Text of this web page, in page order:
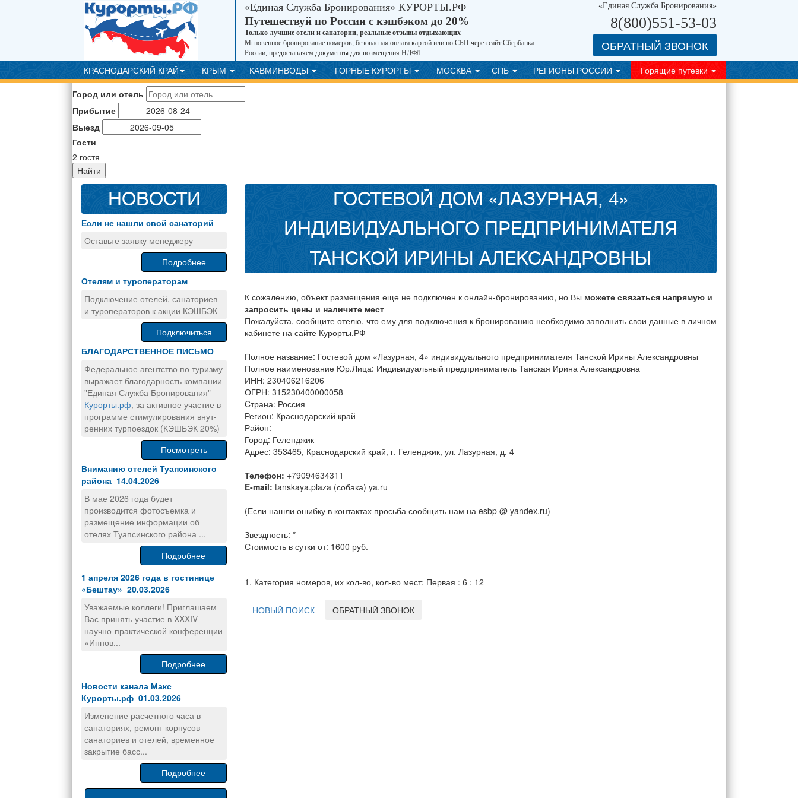
«Единая Служба Бронирования» КУРОРТЫ.РФ
Путешествуй по России с кэшбэком до 20%
Только лучшие отели и санатории, реальные отзывы отдыхающих
Мгновенное бронирование номеров, безопасная оплата картой или по СБП через сайт Сбербанка
России, предоставляем документы для возмещения НДФЛ
«Единая Служба Бронирования»
8(800)551-53-03
ОБРАТНЫЙ ЗВОНОК
КРАСНОДАРСКИЙ КРАЙ КРЫМ КАВМИНВОДЫ ГОРНЫЕ КУРОРТЫ МОСКВА СПБ РЕГИОНЫ РОССИИ
Горящие путевки
Город или отель
Прибытие
Выезд
Гости
2 гостя
Найти
НОВОСТИ
Если не нашли свой санаторий
Оставьте заявку менеджеру
Подробнее
Отелям и туроператорам
Подключение отелей, санаториев
и туроператоров к акции КЭШБЭК
Подключиться
БЛАГОДАРСТВЕННОЕ ПИСЬМО
Федеральное агентство по туризму
выражает благодарность компании
"Единая Служба Бронирования"
Курорты.рф, за активное участие в
программе стимулирования внут-
ренних турпоездок (КЭШБЭК 20%)
Посмотреть
Вниманию отелей Туапсинского
района 14.04.2026
В мае 2026 года будет
производится фотосъемка и
размещение информации об
отелях Туапсинского района ...
Подробнее
1 апреля 2026 года в гостинице
«Бештау» 20.03.2026
Уважаемые коллеги! Приглашаем
Вас принять участие в XXXIV
научно-практической конференции
«Иннов...
Подробнее
Новости канала Макс
Курорты.рф 01.03.2026
Изменение расчетного часа в
санаториях, ремонт корпусов
санаториев и отелей, временное
закрытие басс...
Подробнее
ГОСТЕВОЙ ДОМ «ЛАЗУРНАЯ, 4»
ИНДИВИДУАЛЬНОГО ПРЕДПРИНИМАТЕЛЯ
ТАНСКОЙ ИРИНЫ АЛЕКСАНДРОВНЫ
К сожалению, объект размещения еще не подключен к онлайн-бронированию, но Вы можете связаться напрямую и
запросить цены и наличите мест
Пожалуйста, сообщите отелю, что ему для подключения к бронированию необходимо заполнить свои данные в личном
кабинете на сайте Курорты.РФ
Полное название: Гостевой дом «Лазурная, 4» индивидуального предпринимателя Танской Ирины Александровны
Полное наименование Юр.Лица: Индивидуальный предприниматель Танская Ирина Александровна
ИНН: 230406216206
ОГРН: 315230400000058
Cтрана: Россия
Регион: Краснодарский край
Район:
Город: Геленджик
Адрес: 353465, Краснодарский край, г. Геленджик, ул. Лазурная, д. 4
Телефон: +79094634311
E-mail: tanskaya.plaza (собака) ya.ru
(Если нашли ошибку в контактах просьба сообщить нам на esbp @ yandex.ru)
Звездность: *
Стоимость в сутки от: 1600 руб.
1. Категория номеров, их кол-во, кол-во мест: Первая : 6 : 12
НОВЫЙ ПОИСК ОБРАТНЫЙ ЗВОНОК